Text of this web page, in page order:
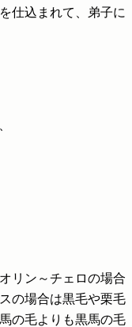
仕込まれて、弟子に
リン～チェロの場合
の場合は黒毛や栗毛
の毛よりも黒馬の毛